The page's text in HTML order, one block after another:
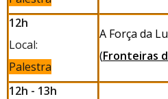
12h
Local:
Palestra
A Força da
(Fronteiras
12h - 13h